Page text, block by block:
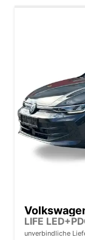
LIFE
unverbindliche